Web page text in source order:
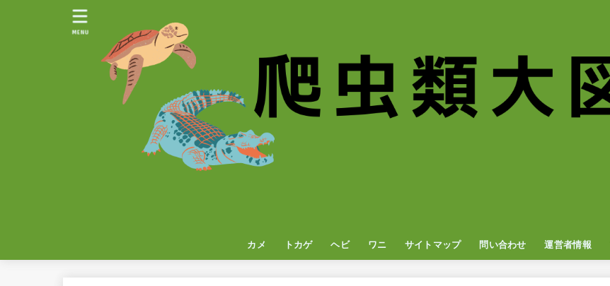
カメ トカゲ ヘビ ワニ サイトマップ 問い合わせ 運営者情報
MENU